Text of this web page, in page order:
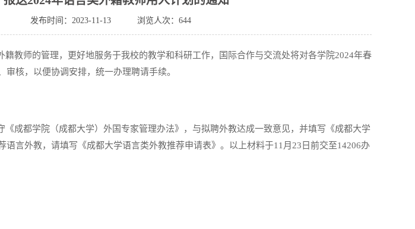
发布时间：2023-11-13 浏览人次： 644
籍教师的管理，更好地服务于我校的教学和科研工作，国际合作与交流处将对各学院2024年春
核，以便协调安排，统一办理聘请手续。
《成都学院（成都大学）外国专家管理办法》，与拟聘外教达成一致意见，并填写《成都大学
语言外教，请填写《成都大学语言类外教推荐申请表》。以上材料于11 月 23 日前交至14206办